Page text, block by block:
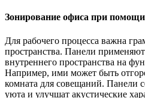
Зонирование офиса при
Для рабочего процесса важна
пространства. Панели
внутреннего пространства на
Например, ими может быть
комната для совещаний. Панели
уюта и улучшат акустические